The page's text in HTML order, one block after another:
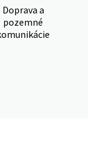
Doprava a
pozemné